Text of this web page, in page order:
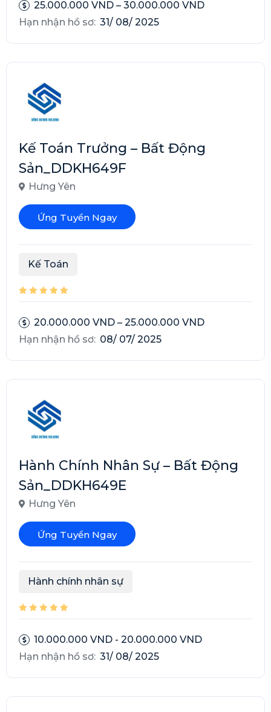
25.000.000 VND – 30.000.000 VND
Hạn nhận hồ sơ: 31/ 08/ 2025
Kế Toán Trưởng – Bất Động
Sản_DDKH649F
Hưng Yên
Ứng Tuyển Ngay
Kế Toán
20.000.000 VND – 25.000.000 VND
Hạn nhận hồ sơ: 08/ 07/ 2025
Hành Chính Nhân Sự – Bất Động
Sản_DDKH649E
Hưng Yên
Ứng Tuyển Ngay
Hành chính nhân sự
10.000.000 VND - 20.000.000 VND
Hạn nhận hồ sơ: 31/ 08/ 2025